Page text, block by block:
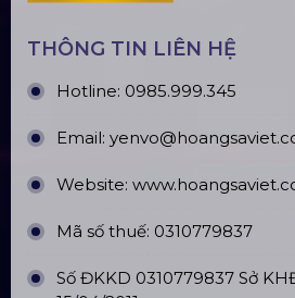
Số tài khoản:134053669
Chi nhánh: PGD Bình Trị Đông
THÔNG TIN LIÊN HỆ